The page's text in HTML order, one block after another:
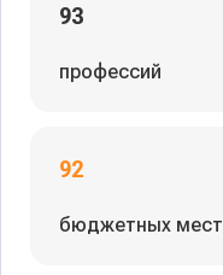
93
профессий
92
бюджетных мест